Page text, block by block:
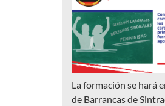
La formación se hará
de Barrancas de